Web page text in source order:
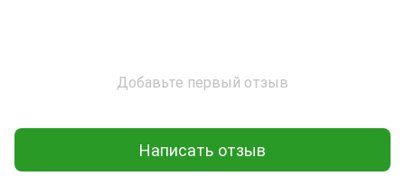
Добавьте первый отзыв
Написать отзыв